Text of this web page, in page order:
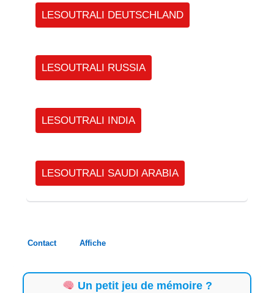
LESOUTRALI DEUTSCHLAND
LESOUTRALI RUSSIA
LESOUTRALI INDIA
LESOUTRALI SAUDI ARABIA
Contact Affiche
Un petit jeu de mémoire ?